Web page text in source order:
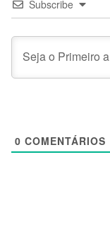
Subscribe
0 COMENTÁRIOS